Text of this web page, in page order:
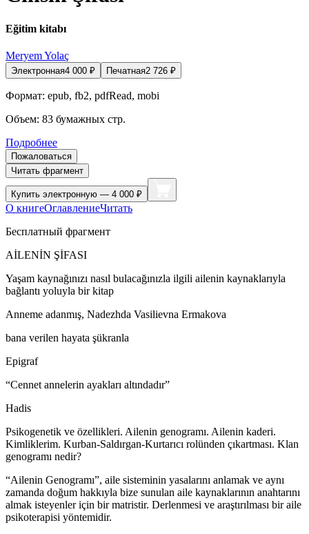
Eğitim kitabı
Meryem Yolaç
Электронная4 000 ₽ Печатная2 726 ₽
Формат: epub, fb2, pdfRead, mobi
Объем: 83 бумажных стр.
Подробнее
Пожаловаться
Читать фрагмент
Купить электронную — 4 000 ₽
О книгеОглавлениеЧитать
Бесплатный фрагмент
AİLENİN ŞİFASI
Yaşam kaynağınızı nasıl bulacağınızla ilgili ailenin kaynaklarıyla
bağlantı yoluyla bir kitap
Anneme adanmış, Nadezhda Vasilievna Ermakova
bana verilen hayata şükranla
Epigraf
“Cennet annelerin ayakları altındadır”
Hadis
Psikogenetik ve özellikleri. Ailenin genogramı. Ailenin kaderi.
Kimliklerim. Kurban-Saldırgan-Kurtarıcı rolünden çıkartması. Klan
genogramı nedir?
“Ailenin Genogramı”, aile sisteminin yasalarını anlamak ve aynı
zamanda doğum hakkıyla bize sunulan aile kaynaklarının anahtarını
almak isteyenler için bir matristir. Derlenmesi ve araştırılması bir aile
psikoterapisi yöntemidir.